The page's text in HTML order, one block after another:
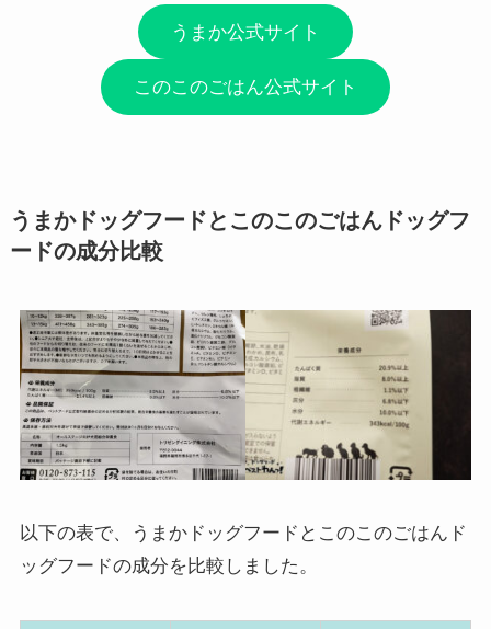
うまか公式サイト
このこのごはん公式サイト
うまかドッグフードとこのこのごはんドッグフ
ードの成分比較
以下の表で、うまかドッグフードとこのこのごはんド
ッグフードの成分を比較しました。